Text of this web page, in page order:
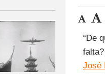
“De
José